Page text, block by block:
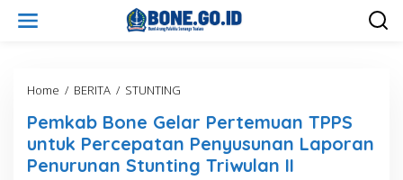
Home / BERITA / STUNTING
m
k
a
b
Pemkab Bone Gelar Pertemuan TPPS
untuk Percepatan Penyusunan Laporan
Penurunan Stunting Triwulan II